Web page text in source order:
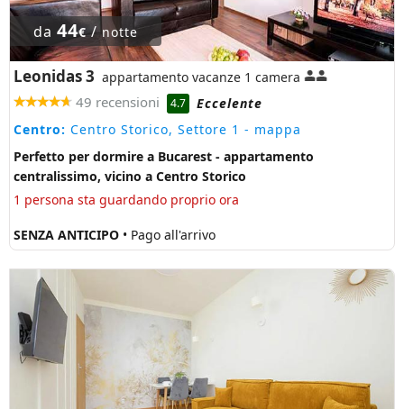
da 44€/notte
Leonidas 3 appartamento vacanze 1 camera
49 recensioni 4.7
Eccelente
Centro: Centro Storico, Settore 1 - mappa
Perfetto per dormire a Bucarest - appartamento
centralissimo, vicino a Centro Storico
1 persona sta guardando proprio ora
SENZA ANTICIPO • Pago all'arrivo